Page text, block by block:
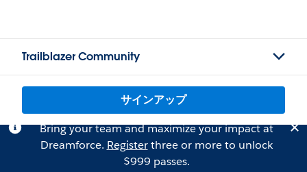
Trailblazer Community
サインアップ
Bring your team and maximize your impact at
Dreamforce. Registerthree or more to unlock
$999 passes.